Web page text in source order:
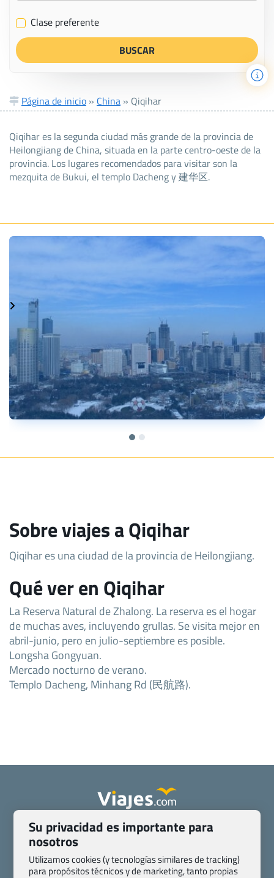
✔ Clase preferente
Página de inicio » China » Qiqihar
Qiqihar es la segunda ciudad más grande de la provincia de
Heilongjiang de China, situada en la parte centro-oeste de la
provincia. Los lugares recomendados para visitar son la
mezquita de Bukui, el templo Dacheng y 建华区.
Sobre viajes a Qiqihar
Qiqihar es una ciudad de la provincia de Heilongjiang.
Qué ver en Qiqihar
La Reserva Natural de Zhalong. La reserva es el hogar
de muchas aves, incluyendo grullas. Se visita mejor en
abril-junio, pero en julio-septiembre es posible.
Longsha Gongyuan.
Mercado nocturno de verano.
Templo Dacheng, Minhang Rd (民航路).
Quienes somos
Contacto
Pasaporte, Visado, Salud y otras disposiciones específicas
Blog de Viajes.com
Registro de agencias
Preguntas frecuentes
Condiciones generales
Su privacidad es importante para
nosotros
Utilizamos cookies (y tecnologías similares de tracking)
para propósitos técnicos y de marketing, tanto propias